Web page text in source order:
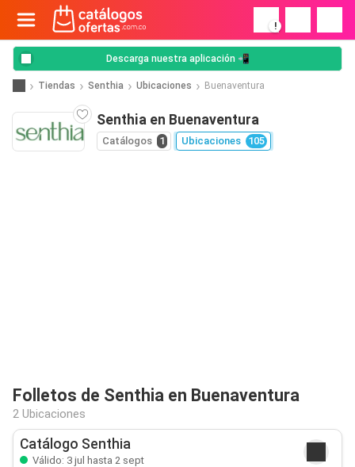
!
Descarga nuestra aplicación 📲
Tiendas Senthia Ubicaciones Buenaventura
Senthia en Buenaventura
Catálogos 1 Ubicaciones 105
Folletos de Senthia en Buenaventura
2 Ubicaciones
Catálogo Senthia
Válido: 3 jul hasta 2 sept